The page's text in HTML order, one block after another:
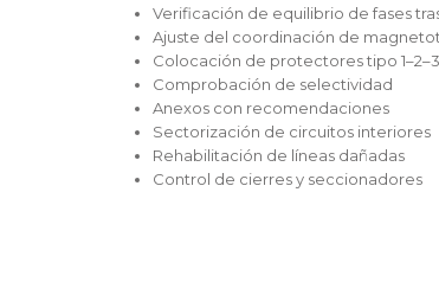
Verificación de equilibrio de fases
Ajuste del coordinación de
Colocación de protectores tipo 1–2–3
Comprobación de selectividad
Anexos con recomendaciones
Sectorización de circuitos interiores
Rehabilitación de líneas dañadas
Control de cierres y seccionadores